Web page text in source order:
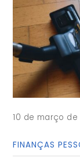
10 de março de
FINANÇAS